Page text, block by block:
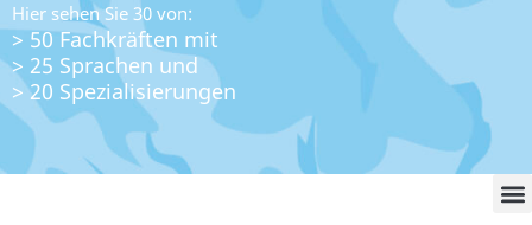
Hier sehen Sie 30 von:
> 50 Fachkräften mit
> 25 Sprachen und
> 20 Spezialisierungen